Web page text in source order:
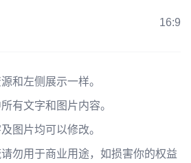
16:9
和左侧展示一样。
有文字和图片内容。
图片均可以修改。
勿用于商业用途，如损害你的权益